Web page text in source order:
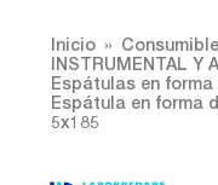
Inicio
Consumible
INSTRUMENTAL Y
Espátulas en forma
Espátula en forma
5x185